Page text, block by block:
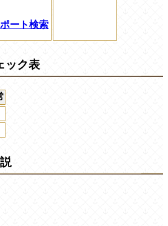
ート検索
ック表